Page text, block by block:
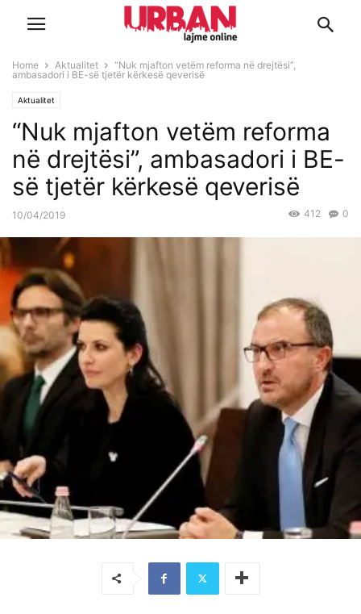
Home Aktualitet
“Nuk mjafton vetëm reforma në drejtësi”,
ambasadori i BE-së tjetër kërkesë qeverisë
Aktualitet
“Nuk mjafton vetëm reforma
në drejtësi”, ambasadori i BE-
së tjetër kërkesë qeverisë
10/04/2019 0
412